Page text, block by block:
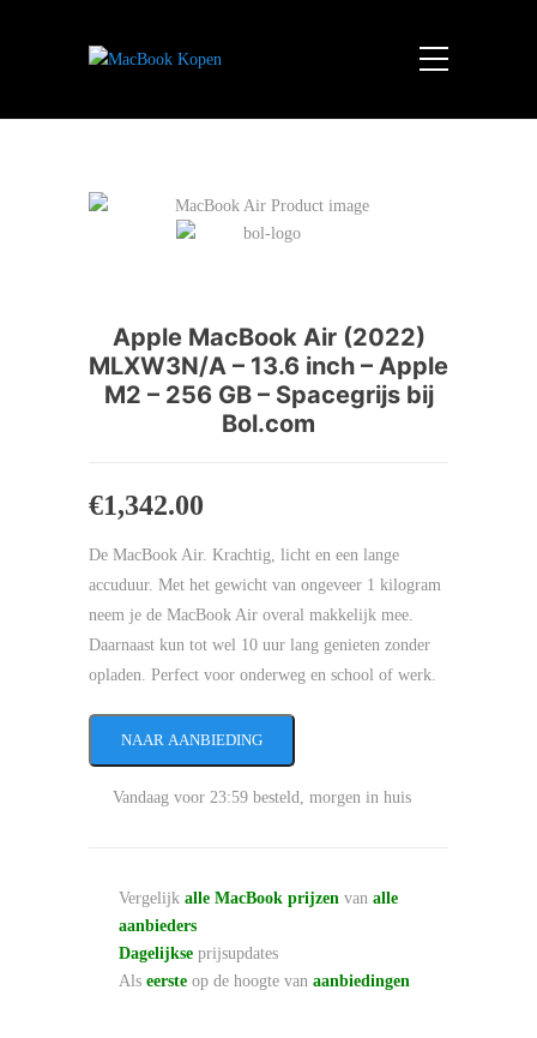
Apple MacBook Air (2022)
MLXW3N/A – 13.6 inch – Apple
M2 – 256 GB – Spacegrijs bij
Bol.com
€1,342.00
De MacBook Air. Krachtig, licht en een lange
accuduur. Met het gewicht van ongeveer 1 kilogram
neem je de MacBook Air overal makkelijk mee.
Daarnaast kun tot wel 10 uur lang genieten zonder
opladen. Perfect voor onderweg en school of werk.
NAAR AANBIEDING
Vandaag voor 23:59 besteld, morgen in huis
Vergelijk alle MacBook prijzen van alle
aanbieders
Dagelijkse prijsupdates
Als eerste op de hoogte van aanbiedingen